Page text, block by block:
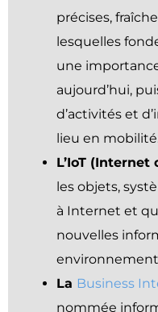
précises,
lesquelles
une
aujourd’hui,
d’activités et
lieu en
L’IoT (Internet
les objets,
à Internet et
nouvelles
La Business
nommée